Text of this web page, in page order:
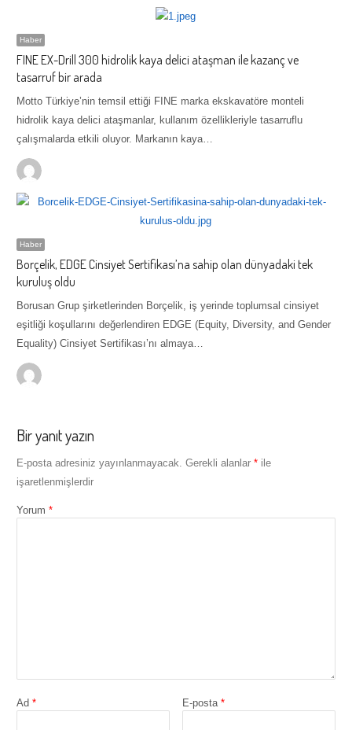
Haber
FINE EX-Drill 300 hidrolik kaya delici ataşman ile kazanç ve
tasarruf bir arada
Motto Türkiye’nin temsil ettiği FINE marka ekskavatöre monteli
hidrolik kaya delici ataşmanlar, kullanım özellikleriyle tasarruflu
çalışmalarda etkili oluyor. Markanın kaya…
Haber
Borçelik, EDGE Cinsiyet Sertifikası’na sahip olan dünyadaki tek
kuruluş oldu
Borusan Grup şirketlerinden Borçelik, iş yerinde toplumsal cinsiyet
eşitliği koşullarını değerlendiren EDGE (Equity, Diversity, and Gender
Equality) Cinsiyet Sertifikası’nı almaya…
Bir yanıt yazın
E-posta adresiniz yayınlanmayacak. Gerekli alanlar *ile
işaretlenmişlerdir
Yorum *
Ad * E-posta*